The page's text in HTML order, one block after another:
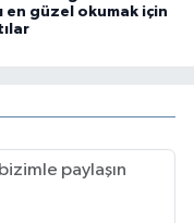
en güzel okumak için